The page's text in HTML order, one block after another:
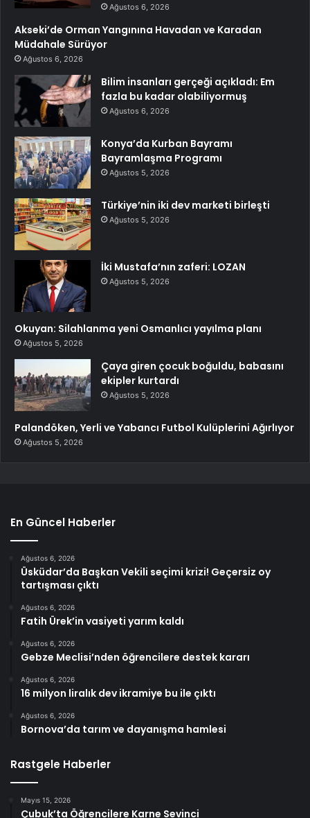
Ağustos 6, 2026
Akseki’de Orman Yangınına Havadan ve Karadan
Müdahale Sürüyor
Ağustos 6, 2026
Bilim insanları gerçeği açıkladı: Em
fazla bu kadar olabiliyormuş
Ağustos 6, 2026
Konya’da Kurban Bayramı
Bayramlaşma Programı
Ağustos 5, 2026
Türkiye’nin iki dev marketi birleşti
Ağustos 5, 2026
İki Mustafa’nın zaferi: LOZAN
Ağustos 5, 2026
Okuyan: Silahlanma yeni Osmanlıcı yayılma planı
Ağustos 5, 2026
Çaya giren çocuk boğuldu, babasını
ekipler kurtardı
Ağustos 5, 2026
Palandöken, Yerli ve Yabancı Futbol Kulüplerini Ağırlıyor
Ağustos 5, 2026
En Güncel Haberler
Ağustos 6, 2026
Üsküdar’da Başkan Vekili seçimi krizi! Geçersiz oy
tartışması çıktı
Ağustos 6, 2026
Fatih Ürek’in vasiyeti yarım kaldı
Ağustos 6, 2026
Gebze Meclisi’nden öğrencilere destek kararı
Ağustos 6, 2026
16 milyon liralık dev ikramiye bu ile çıktı
Ağustos 6, 2026
Bornova’da tarım ve dayanışma hamlesi
Rastgele Haberler
Mayıs 15, 2026
Çubuk’ta Öğrencilere Karne Sevinci